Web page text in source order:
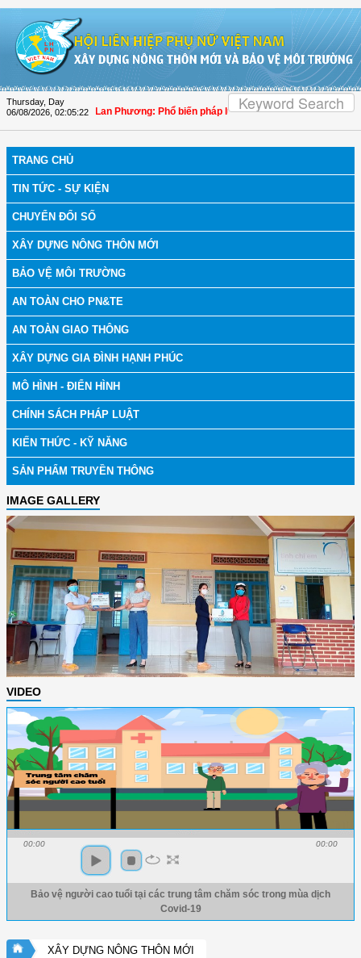
Thursday, Day
06/08/2026 02:05:24
Quốc hội Trần Lan Phương: Phổ biến pháp luật phải lấy người dân làm trung
TRANG CHỦ
TIN TỨC - SỰ KIỆN
CHUYỂN ĐỔI SỐ
XÂY DỰNG NÔNG THÔN MỚI
BẢO VỆ MÔI TRƯỜNG
AN TOÀN CHO PN&TE
AN TOÀN GIAO THÔNG
XÂY DỰNG GIA ĐÌNH HẠNH PHÚC
MÔ HÌNH - ĐIỂN HÌNH
CHÍNH SÁCH PHÁP LUẬT
KIẾN THỨC - KỸ NĂNG
SẢN PHẨM TRUYỀN THÔNG
IMAGE GALLERY
VIDEO
00:00 00:00
Bảo vệ người cao tuổi tại các trung tâm chăm sóc trong mùa dịch
Covid-19
XÂY DỰNG NÔNG THÔN MỚI